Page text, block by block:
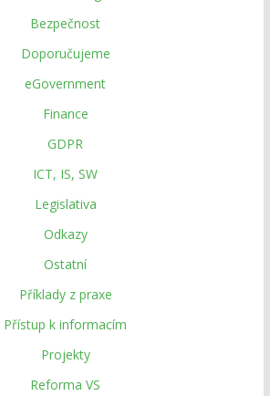
Bezpečnost
Doporučujeme
eGovernment
Finance
GDPR
ICT, IS, SW
Legislativa
Odkazy
Ostatní
Příklady z praxe
Přístup k informacím
Projekty
Reforma VS